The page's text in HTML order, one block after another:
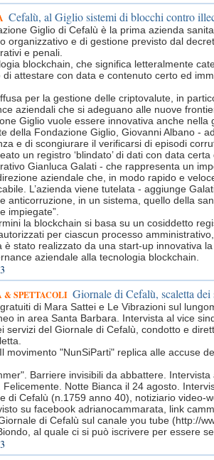
Cefalù, al Giglio sistemi di blocchi contro
Giglio di Cefalù è la prima azienda
organizzativo e di gestione previsto dal
e penali.
blockchain, che significa letteralmente
di attestare con data e contenuto certo ed
per la gestione delle criptovalute, in
aziendali che si adeguano alle nuove
Giglio vuole essere innovativa anche
della Fondazione Giglio, Giovanni Albano -
e di scongiurare il verificarsi di episodi
un registro ‘blindato’ di dati con data
Gianluca Galati - che rappresenta un
aziendale che, in modo rapido e
L’azienda viene tutelata - aggiunge
anticorruzione, in un sistema, quello della
impiegate”.
la blockchain si basa su un cosiddetto
per ciascun processo
è stato realizzato da una start-up innovativa
aziendale alla tecnologia blockchain.
& SPETTACOLI Giornale di Cefalù, scaletta dei
di Mara Sattei e Le Vibrazioni sul
in area Santa Barbara. Intervista al vice
servizi del Giornale di Cefalù, condotto e
movimento "NunSiParti" replica alle accuse
Barriere invisibili da abbattere. Intervista
Felicemente. Notte Bianca il 24 agosto.
di Cefalù (n.1759 anno 40), notiziario video-
su facebook adrianocammarata, link
di Cefalù sul canale you tube (http://
al quale ci si può iscrivere per essere